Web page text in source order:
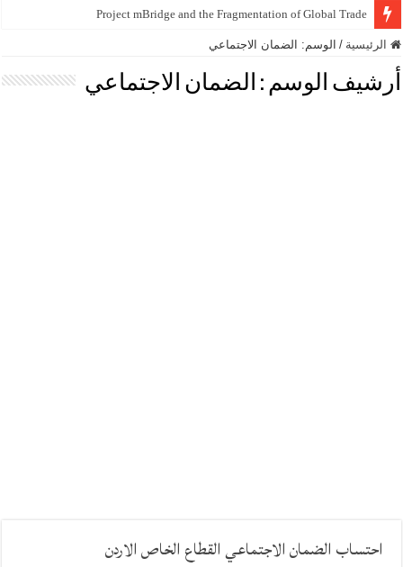
Project mBridge and the Fragmentation of Global Trade
الرئيسية / الوسم: الضمان الاجتماعي
أرشيف الوسم : الضمان الاجتماعي
احتساب الضمان الاجتماعي القطاع الخاص الاردن